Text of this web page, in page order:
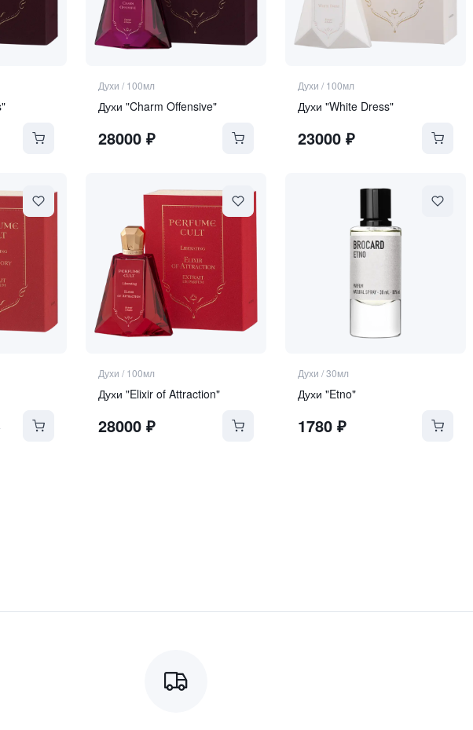
Духи / 100мл
Духи "Charm Offensive"
28000 ₽
Духи / 100мл
Духи "White Dress"
23000₽
Духи / 100мл
Духи "Elixir of Attraction"
28000 ₽
Духи /30мл
Духи "Etno"
1780₽